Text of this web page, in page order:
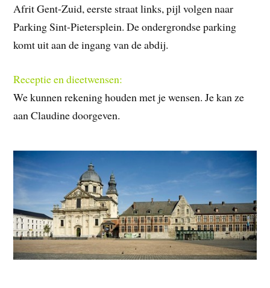
Afrit Gent-Zuid, eerste straat links, pijl volgen naar
Parking Sint-Pietersplein. De ondergrondse parking
komt uit aan de ingang van de abdij.
Receptie en dieetwensen:
We kunnen rekening houden met je wensen. Je kan ze
aan Claudine doorgeven.